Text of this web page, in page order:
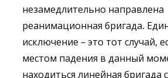
незамедлительно направлена
реанимационная бригада.
исключение – это тот случай,
местом падения в данный
находиться линейная бригада